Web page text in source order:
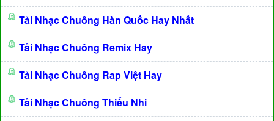
Tải Nhạc Chuông Hàn Quốc Hay Nhất
Tải Nhạc Chuông Remix Hay
Tải Nhạc Chuông Rap Việt Hay
Tải Nhạc Chuông Thiếu Nhi